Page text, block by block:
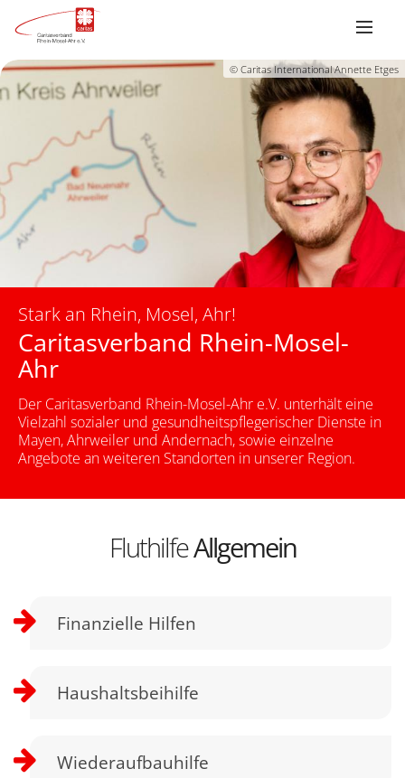
© Caritas International Annette Etges
Stark an Rhein, Mosel, Ahr!
Caritasverband Rhein-Mosel-
Ahr
Der Caritasverband Rhein-Mosel-Ahr e.V. unterhält eine
Vielzahl sozialer und gesundheitspflegerischer Dienste in
Mayen, Ahrweiler und Andernach, sowie einzelne
Angebote an weiteren Standorten in unserer Region.
FluthilfeAllgemein
Finanzielle Hilfen
Haushaltsbeihilfe
Wiederaufbauhilfe